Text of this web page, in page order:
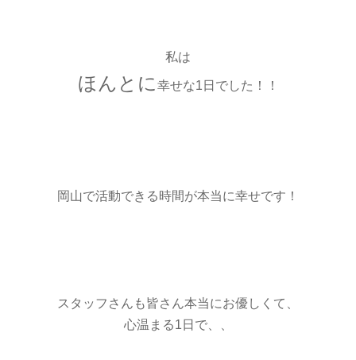
私は
ほんとに 幸せな1日でした！！
岡山で活動できる時間が本当に幸せです！
スタッフさんも皆さん本当にお優しくて、
心温まる1日で、、